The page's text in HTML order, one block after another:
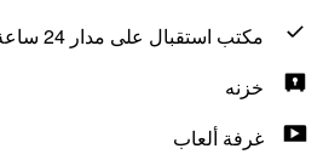
مكتب استقبال على مدار 24 ساعة
خزنه
غرفة ألعاب